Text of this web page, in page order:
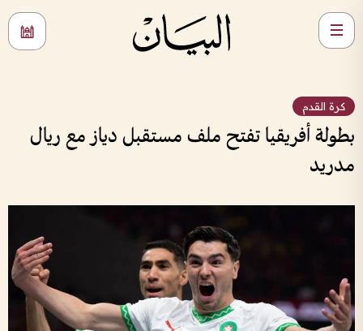
كرة القدم
بطولة أفريقيا تفتح ملف مستقبل دياز مع ريال
مدريد